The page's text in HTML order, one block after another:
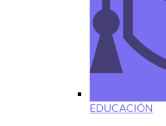
EDUCACIÓN